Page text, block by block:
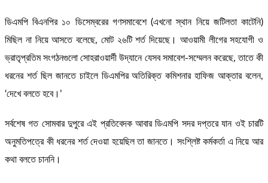
ডিএমপি বিএনপির ১০ ডিসেম্বরের গণসমাবেশে (এখনো স্থান নিয়ে জটিলতা কাটেনি)
মিছিল না নিয়ে আসতে বলেছে, মোট ২৬টি শর্ত দিয়েছে। আওয়ামী লীগের সহযোগী ও
ভ্রাতৃপ্রতিম সংগঠনগুলো সোহরাওয়ার্দী উদ্যানে যেসব সমাবেশ-সম্মেলন করেছে, তাতে কী
ধরনের শর্ত ছিল জানতে চাইলে ডিএমপির অতিরিক্ত কমিশনার হাফিজ আক্তার বলেন,
‘দেখে বলতে হবে।’
সর্বশেষ গত সোমবার দুপুরে এই প্রতিবেদক আবার ডিএমপি সদর দপ্তরে যান ওই চারটি
অনুমতিপত্রে কী ধরনের শর্ত দেওয়া হয়েছিল তা জানতে। সংশ্লিষ্ট কর্মকর্তা এ নিয়ে আর
কথা বলতে চাননি।